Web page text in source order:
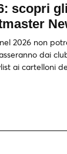
scopri
2026 non
dai
ai cartelloni